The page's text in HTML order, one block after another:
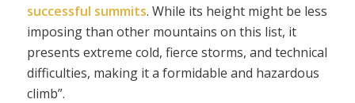
successful summits. While its height might be less
imposing than other mountains on this list, it
presents extreme cold, fierce storms, and technical
difficulties, making it a formidable and hazardous
climb”.